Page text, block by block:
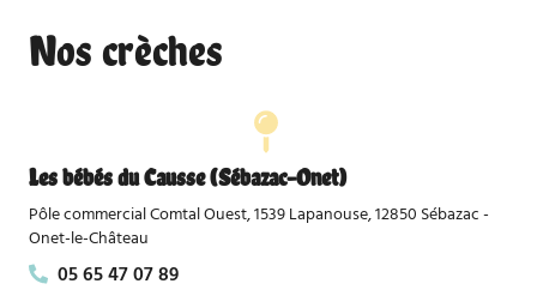
Nos crèches
Les bébés du Causse (Sébazac-Onet)
Pôle commercial Comtal Ouest, 1539 Lapanouse, 12850 Sébazac -
Onet-le-Château
05 65 47 07 89